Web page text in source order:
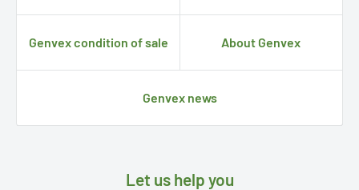
Genvex condition of sale About Genvex
Genvex news
Let us help you